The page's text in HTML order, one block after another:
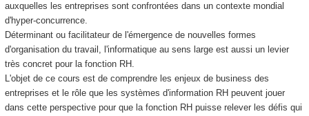
auxquelles les entreprises sont confrontées dans un contexte mondial
d'hyper-concurrence.
Déterminant ou facilitateur de l'émergence de nouvelles formes
d'organisation du travail, l'informatique au sens large est aussi un levier
très concret pour la fonction RH.
L'objet de ce cours est de comprendre les enjeux de business des
entreprises et le rôle que les systèmes d'information RH peuvent jouer
dans cette perspective pour que la fonction RH puisse relever les défis qui